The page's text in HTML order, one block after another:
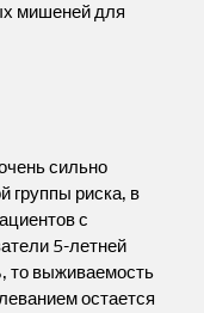
мишеней для
сильно
группы риска, в
с
5-летней
то выживаемость
остается